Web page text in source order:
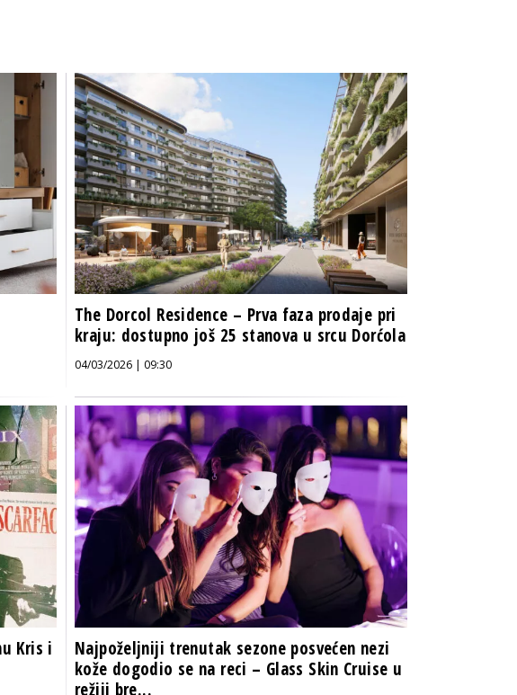
The Dorcol Residence – Prva faza prodaje pri
kraju: dostupno još 25 stanova u srcu Dorćola
04/03/2026 | 09:30
Kris i
Najpoželjniji trenutak sezone posvećen nezi
kože dogodio se na reci – Glass Skin Cruise u
režiji bre...